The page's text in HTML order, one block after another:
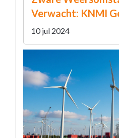
Verwacht: KNMI
Oranje af voor
10 jul 2024